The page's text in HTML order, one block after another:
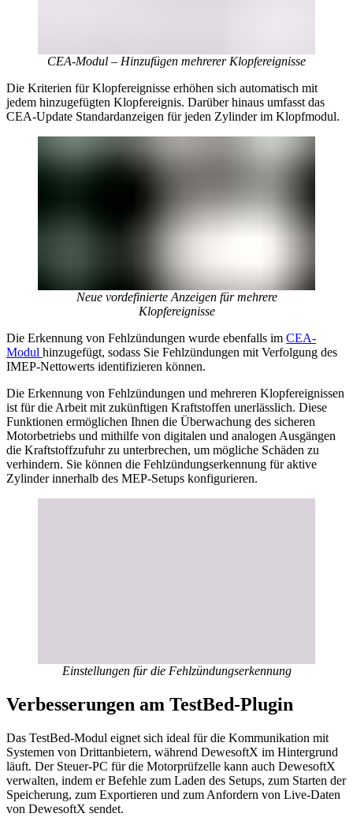
CEA-Modul – Hinzufügen mehrerer Klopfereignisse
Die Kriterien für Klopfereignisse erhöhen sich automatisch mit
jedem hinzugefügten Klopfereignis. Darüber hinaus umfasst das
CEA-Update Standardanzeigen für jeden Zylinder im Klopfmodul.
Neue vordefinierte Anzeigen für mehrere
Klopfereignisse
Die Erkennung von Fehlzündungen wurde ebenfalls im CEA-
Modul hinzugefügt, sodass Sie Fehlzündungen mit Verfolgung des
IMEP-Nettowerts identifizieren können.
Die Erkennung von Fehlzündungen und mehreren Klopfereignissen
ist für die Arbeit mit zukünftigen Kraftstoffen unerlässlich. Diese
Funktionen ermöglichen Ihnen die Überwachung des sicheren
Motorbetriebs und mithilfe von digitalen und analogen Ausgängen
die Kraftstoffzufuhr zu unterbrechen, um mögliche Schäden zu
verhindern. Sie können die Fehlzündungserkennung für aktive
Zylinder innerhalb des MEP-Setups konfigurieren.
Einstellungen für die Fehlzündungserkennung
Verbesserungen am TestBed-Plugin
Das TestBed-Modul eignet sich ideal für die Kommunikation mit
Systemen von Drittanbietern, während DewesoftX im Hintergrund
läuft. Der Steuer-PC für die Motorprüfzelle kann auch DewesoftX
verwalten, indem er Befehle zum Laden des Setups, zum Starten der
Speicherung, zum Exportieren und zum Anfordern von Live-Daten
von DewesoftX sendet.